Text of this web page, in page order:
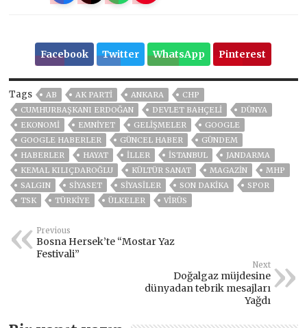
Facebook Twitter WhatsApp Pinterest
Tags AB AK PARTİ ANKARA
CHP
CUMHURBAŞKANI ERDOĞAN
DEVLET BAHÇELİ
DÜNYA
EKONOMİ
EMNİYET GELIŞMELER
GOOGLE
GOOGLE HABERLER
GÜNCEL HABER
GÜNDEM
HABERLER
HAYAT İLLER ISTANBUL
JANDARMA
KEMAL KILIÇDAROĞLU
KÜLTÜR SANAT MAGAZİN
MHP
SALGIN
SİYASET SİYASİLER SON DAKIKA
SPOR
TSK
TÜRKİYE ÜLKELER VIRÜS
Previous
Bosna Hersek’te “Mostar Yaz
Festivali”
Next
Doğalgaz müjdesine
dünyadan tebrik mesajları
Yağdı